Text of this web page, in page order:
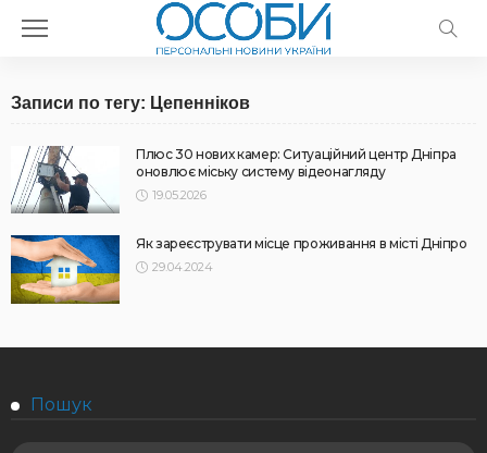
Записи по тегу: Цепенніков
Плюс 30 нових камер: Ситуаційний центр Дніпра
оновлює міську систему відеонагляду
19.05.2026
Як зареєструвати місце проживання в місті Дніпро
29.04.2024
Пошук